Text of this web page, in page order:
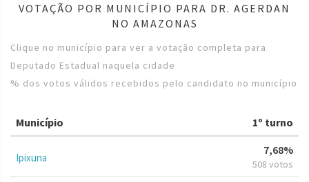
VOTAÇÃO POR MUNICÍPIO PARA DR. AGERDAN
NO AMAZONAS
Clique no município para ver a votação completa para
Deputado Estadual naquela cidade
% dos votos válidos recebidos pelo candidato no município
Município 1º turno
Ipixuna
7,68%
508 votos